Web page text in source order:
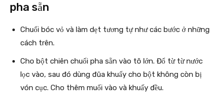
pha sẵn
Chuối bóc vỏ và làm dẹt tương tự như các bước ở những
cách trên.
Cho bột chiên chuối pha sẵn vào tô lớn. Đổ từ từ nước
lọc vào, sau đó dùng đũa khuấy cho bột không còn bị
vón cục. Cho thêm muối vào và khuấy đều.